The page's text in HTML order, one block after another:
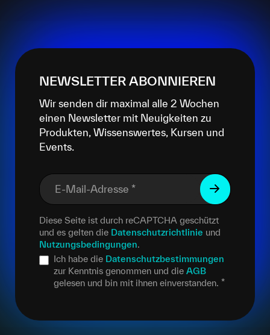
NEWSLETTER ABONNIEREN
Wir senden dir maximal alle 2 Wochen
einen Newsletter mit Neuigkeiten zu
Produkten, Wissenswertes, Kursen und
Events.
E-Mail-Adresse *
Diese Seite ist durch reCAPTCHA geschützt
und es gelten die Datenschutzrichtlinie und
Nutzungsbedingungen.
Ich habe die Datenschutzbestimmungen
zur Kenntnis genommen und die AGB
gelesen und bin mit ihnen einverstanden. *